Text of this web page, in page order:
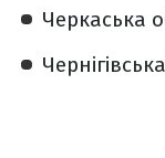
Черкаська